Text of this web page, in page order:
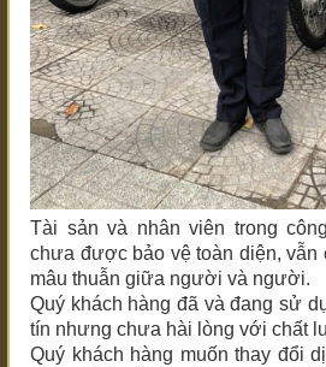
Tài sản và nhân viên trong
chưa được bảo vệ toàn diện, vẫn
mâu thuẫn giữa người và người.
Quý khách hàng đã và đang sử
tín nhưng chưa hài lòng với chất
Quý khách hàng muốn thay đổi